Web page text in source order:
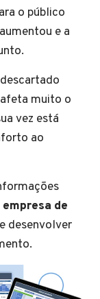
o público
e a
muito o
vez está
ao
de
desenvolver